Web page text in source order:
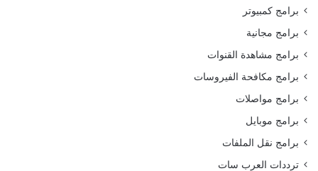
برامج كمبيوتر
برامج مجانية
برامج مشاهدة القنوات
برامج مكافحة الفيروسات
برامج مواصلات
برامج موبايل
برامج نقل الملفات
ترددات العرب سات